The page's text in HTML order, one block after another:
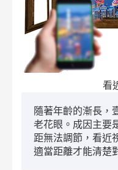
看
隨著年齡的漸長，
老花眼。成因主要
距無法調節，看近
適當距離才能清楚